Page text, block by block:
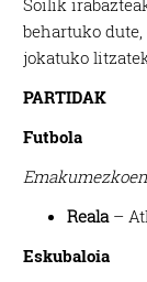
behartuko
jokatuko
PARTIDAK
Futbola
Reala–
Eskubaloia